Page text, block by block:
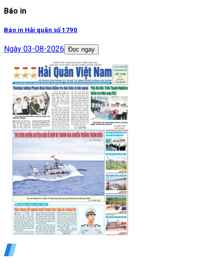
Báo in
Báo in Hải quân số 1790
Ngày 03-08-2026 Đọc ngay